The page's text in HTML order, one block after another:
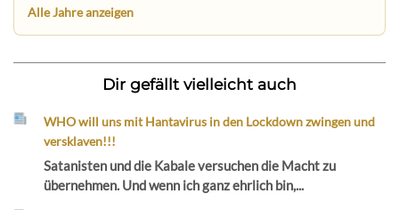
Alle Jahre anzeigen
Dir gefällt vielleicht auch
WHO will uns mit Hantavirus in den Lockdown zwingen und
versklaven!!!
Satanisten und die Kabale versuchen die Macht zu
übernehmen. Und wenn ich ganz ehrlich bin,...